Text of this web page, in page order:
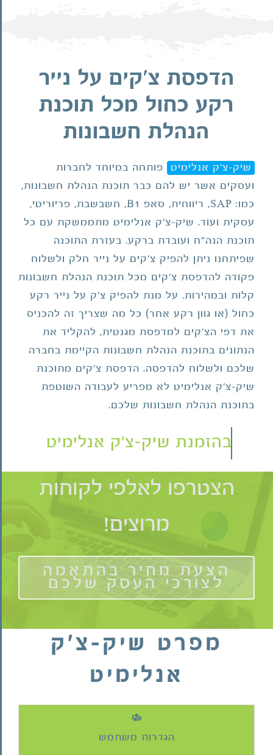
הדפסת צ'קים על נייר
רקע כחול מכל תוכנת
הנהלת חשבונות
שיק-צ'ק אנלימיט
פותחה במיוחד לחברות
ועסקים אשר יש להם כבר תוכנת הנהלת חשבונות,
כמו: SAP, ריווחית, סאפ B1, חשבשבת, פריוריטי,
עסקית ועוד. שיק-צ'ק אנלימיט מתממשקת עם כל
תוכנת הנה"ח ועובדת ברקע. בעזרת התוכנה
שפיתחנו ניתן להפיק צ'קים על נייר חלק ולשלוח
פקודה להדפסת צ'קים מכל תוכנת הנהלת חשבונות
קלות ובמהירות. על מנת להפיק צ'ק על נייר רקע
כחול (או גוון רקע אחר) כל מה שצריך זה להכניס
את דפי הצ'קים למדפסת מגנטית, להקליד את
הנתונים בתוכנת הנהלת חשבונות הקיימת בחברה
שלכם ולשלוח להדפסה. הדפסת צ'קים מתוכנת
שיק-צ'ק אנלימיט לא מפריע לעבודה השוטפת
בתוכנת הנהלת חשבונות שלכם.
הצטרפו לאלפי לקוחות
מרוצים!
הצעת מחיר בהתאמה
לצורכי העסק שלכם
מפרט שיק-צ'ק
אנלימיט
הגדרות משתמש